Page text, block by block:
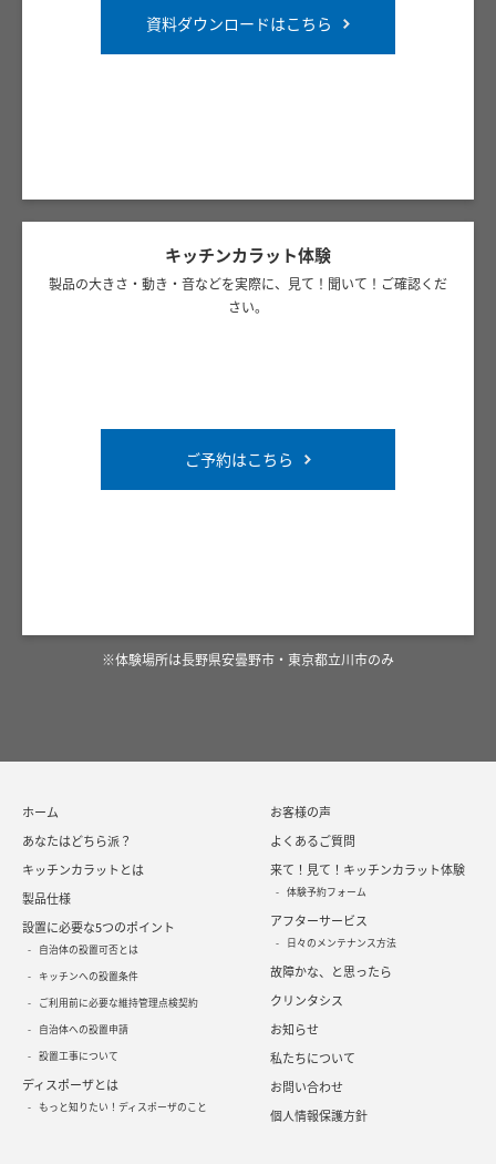
資料ダウンロードはこちら
キッチンカラット体験
製品の大きさ・動き・音などを実際に、見て！聞いて！ご確認くだ
さい。
ご予約はこちら
※体験場所は長野県安曇野市・東京都立川市のみ
ホーム
あなたはどちら派？
キッチンカラットとは
製品仕様
設置に必要な5つのポイント
自治体の設置可否とは
キッチンへの設置条件
ご利用前に必要な維持管理点検契約
自治体への設置申請
設置工事について
ディスポーザとは
もっと知りたい！ディスポーザのこと
お客様の声
よくあるご質問
来て！見て！キッチンカラット体験
体験予約フォーム
アフターサービス
日々のメンテナンス方法
故障かな、と思ったら
クリンタシス
お知らせ
私たちについて
お問い合わせ
個人情報保護方針